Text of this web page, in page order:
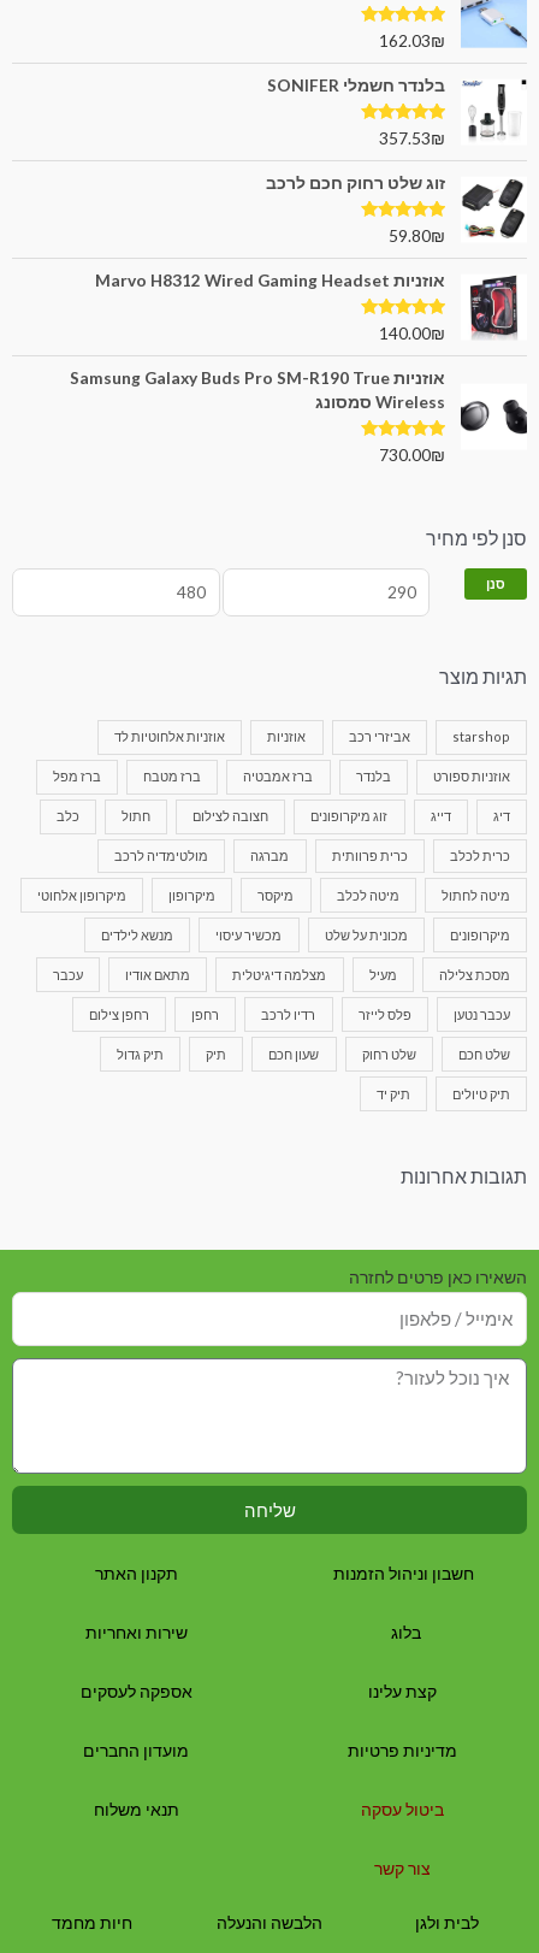
דורג5.00
162.03₪
בלנדר חשמלי SONIFER
דורג 5.00
357.53₪
זוג שלט רחוק חכם לרכב
דורג5.00
59.80₪
אוזניות Marvo H8312 Wired Gaming Headset
דורג5.00
140.00₪
אוזניות Samsung Galaxy Buds Pro SM-R190 True
Wireless סמסונג
דורג5.00
730.00₪
סנן לפי מחיר
סנן
תגיות מוצר
starshop אביזרי רכב אוזניות אוזניות אלחוטיות לד
אוזניות ספורט בלנדר ברז אמבטיה ברז מטבח ברז מפל
דיג דייג זוג מיקרופונים חצובה לצילום חתול כלב
כרית לכלב כרית פרוותית מברגה מולטימדיה לרכב
מיטה לחתול מיטה לכלב מיקסר מיקרופון מיקרופון אלחוטי
מיקרופונים מכונית על שלט מכשיר עיסוי מנשא לילדים
מסכת צלילה מעיל מצלמה דיגיטלית מתאם אודיו עכבר
עכבר נטען פלס לייזר רדיו לרכב רחפן רחפן צילום
שלט חכם שלט רחוק שעון חכם תיק תיק גדול
תיק טיולים תיק יד
תגובות אחרונות
השאירו כאן פרטים לחזרה
שליחה
חשבון וניהול הזמנות
בלוג
קצת עלינו
מדיניות פרטיות
ביטול עסקה
צור קשר
תקנון האתר
שירות ואחריות
אספקה לעסקים
מועדון החברים
תנאי משלוח
לבית ולגן הלבשה והנעלה חיות מחמד